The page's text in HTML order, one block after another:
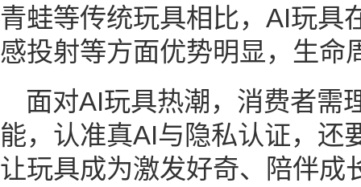
青蛙等传统玩具相比，AI玩具
感投射等方面优势明显，生命
面对AI玩具热潮，消费者需
能，认准真AI与隐私认证，还
让玩具成为激发好奇、陪伴成